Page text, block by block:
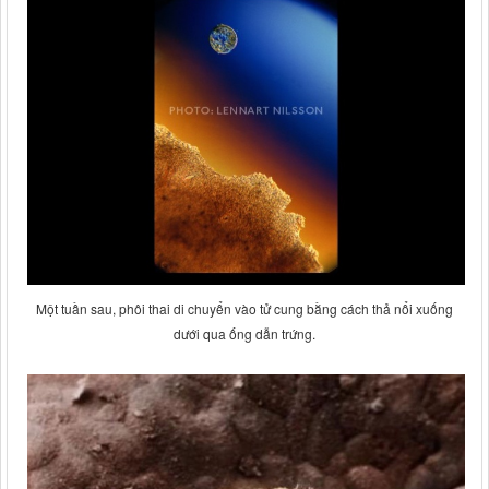
Một tuần sau, phôi thai di chuyển vào tử cung bằng cách thả nổi xuống
dưới qua ống dẫn trứng.